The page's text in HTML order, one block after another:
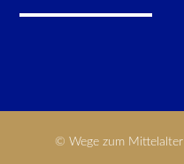
© Wege zum Mittelalter